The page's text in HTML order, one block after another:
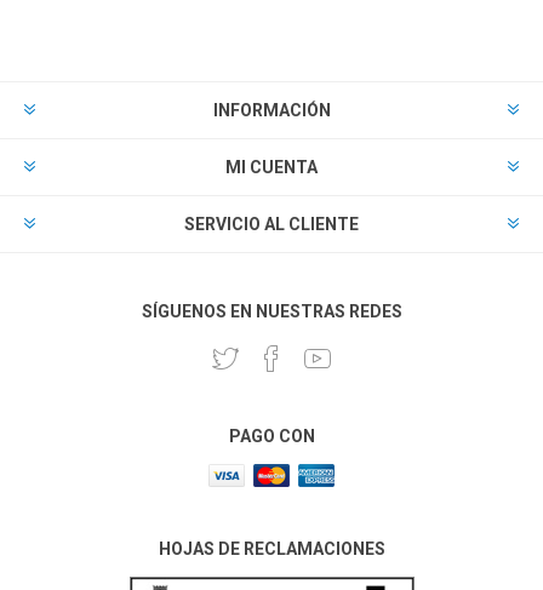
INFORMACIÓN
MI CUENTA
SERVICIO AL CLIENTE
SÍGUENOS EN NUESTRAS REDES
PAGO CON
HOJAS DE RECLAMACIONES